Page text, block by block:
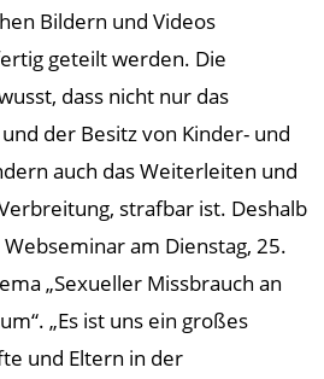
Bildern und Videos
geteilt werden. Die
dass nicht nur das
der Besitz von Kinder- und
auch das Weiterleiten und
strafbar ist. Deshalb
am Dienstag, 25.
„Sexueller Missbrauch an
„Es ist uns ein großes
und Eltern in der